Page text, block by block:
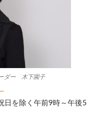
ダー 木下園子
日を除く午前9時～午後5